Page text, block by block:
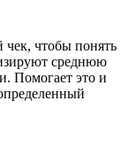
чтобы понять
среднюю
Помогает это и